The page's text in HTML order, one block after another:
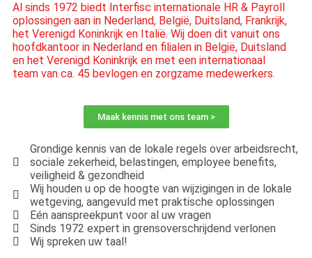
Al sinds 1972 biedt Interfisc internationale HR & Payroll
oplossingen aan in Nederland, België, Duitsland, Frankrijk,
het Verenigd Koninkrijk en Italië. Wij doen dit vanuit ons
hoofdkantoor in Nederland en filialen in België, Duitsland
en het Verenigd Koninkrijk en met een internationaal
team van ca. 45 bevlogen en zorgzame medewerkers.
Maak kennis met ons team >
Grondige kennis van de lokale regels over arbeidsrecht,
sociale zekerheid, belastingen, employee benefits,
veiligheid & gezondheid
Wij houden u op de hoogte van wijzigingen in de lokale
wetgeving, aangevuld met praktische oplossingen
Eén aanspreekpunt voor al uw vragen
Sinds 1972 expert in grensoverschrijdend verlonen
Wij spreken uw taal!